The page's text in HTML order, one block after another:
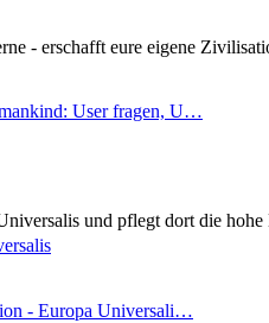
- erschafft eure eigene
User fragen, U…
und pflegt dort die
- Europa Universali…